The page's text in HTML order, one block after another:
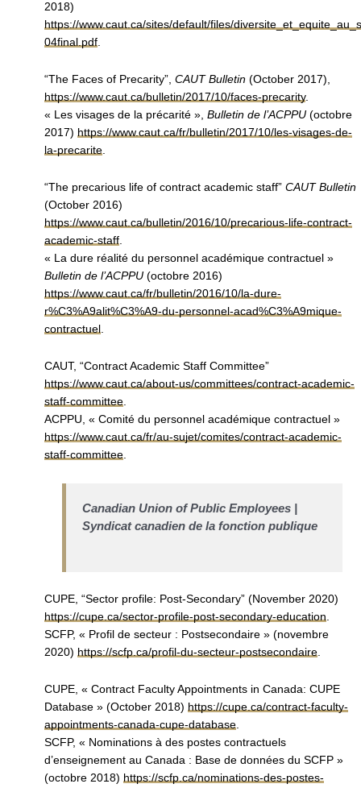
2018)
https://www.caut.ca/sites/default/files/
04final.pdf.
“The Faces of Precarity”, CAUT Bulletin(October 2017),
https://www.caut.ca/bulletin/2017/10/faces-precarity.
« Les visages de la précarité », Bulletin de l’ACPPU(octobre
2017) https://www.caut.ca/fr/bulletin/2017/10/les-visages-de-
la-precarite.
“The precarious life of contract academic staff” CAUT Bulletin
(October 2016)
https://www.caut.ca/bulletin/2016/10/precarious-life-contract-
academic-staff.
« La dure réalité du personnel académique contractuel »
Bulletin de l’ACPPU(octobre 2016)
https://www.caut.ca/fr/bulletin/2016/10/la-dure-
r%C3%A9alit%C3%A9-du-personnel-acad%C3%A9mique-
contractuel.
CAUT, “Contract Academic Staff Committee”
https://www.caut.ca/about-us/committees/contract-academic-
staff-committee.
ACPPU, « Comité du personnel académique contractuel »
https://www.caut.ca/fr/au-sujet/comites/contract-academic-
staff-committee.
Canadian Union of Public Employees |
Syndicat canadien de la fonction publique
CUPE, “Sector profile: Post-Secondary” (November 2020)
https://cupe.ca/sector-profile-post-secondary-education
SCFP, « Profil de secteur : Postsecondaire » (novembre
2020) https://scfp.ca/profil-du-secteur-postsecondaire.
CUPE, « Contract Faculty Appointments in Canada: CUPE
Database » (October 2018) https://cupe.ca/contract-faculty-
appointments-canada-cupe-database.
SCFP, « Nominations à des postes contractuels
d’enseignement au Canada : Base de données du SCFP »
(octobre 2018) https://scfp.ca/nominations-des-postes-